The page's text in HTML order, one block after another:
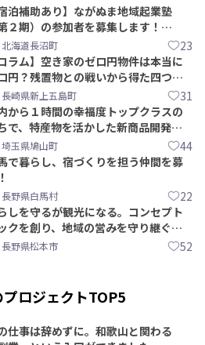
宿泊補助あり】ながぬま地域起業塾
第２期）の参加者を募集します！
21〆】
北海道長沼町 23
コラム】空き家のゼロ円物件は本当に
円？残置物との戦いから得た四つの
｜新上五島町
長崎県新上五島町 31
から１時間の幸福度トップクラスの
で、特産物を活かした新商品開発＆
ンバー募集！
埼玉県鳩山町 44
で暮らし、宿づくりを担う仲間を募
長野県白馬村 22
しを守るが観光になる。コンセプト
クを創り、地域の営みを守り継ぐ仲
集めませんか？
長野県松本市 52
ロジェクトTOP5
仕事は辞めずに。和歌山と関わる